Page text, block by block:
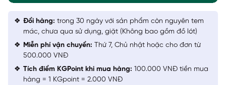
Đổi hàng: trong 30 ngày với sản phẩm còn nguyên tem
mác, chưa qua sử dụng, giặt (Không bao gồm đồ lót)
Miễn phí vận chuyển: Thứ 7, Chủ nhật hoặc cho đơn từ
500.000 VNĐ
Tích điểm KGPoint khi mua hàng: 100.000 VNĐ tiền mua
hàng = 1 KGpoint = 2.000 VNĐ